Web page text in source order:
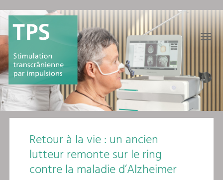
≡
Retour à la vie : un ancien
lutteur remonte sur le ring
contre la maladie d’Alzheimer